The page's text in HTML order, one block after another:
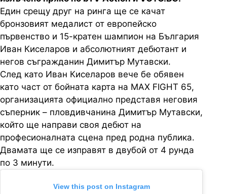
Един срещу друг на ринга ще се качат
бронзовият медалист от европейско
първенство и 15-кратен шампион на България
Иван Киселаров и абсолютният дебютант и
негов съгражданин Димитър Мутавски.
След като Иван Киселаров вече бе обявен
като част от бойната карта на MAX FIGHT 65,
организацията официално представя неговия
съперник – пловдивчанина Димитър Мутавски,
който ще направи своя дебют на
професионалната сцена пред родна публика.
Двамата ще се изправят в двубой от 4 рунда
по 3 минути.
View this post on Instagram